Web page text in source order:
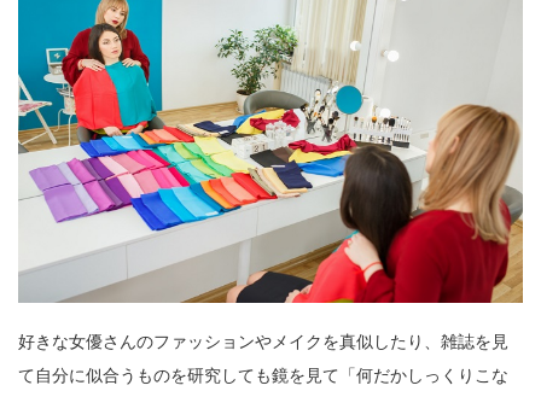
好きな女優さんのファッションやメイクを真似したり、雑誌を見
て自分に似合うものを研究しても鏡を見て「何だかしっくりこな